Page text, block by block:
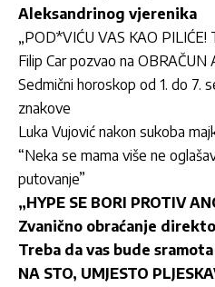
Aleksandrinog vjerenika
„POD*VIĆU VAS KAO PILIĆE!
Filip Car pozvao na
Sedmični horoskop od 1. do 7.
znakove
Luka Vujović nakon sukoba
“Neka se mama više ne
putovanje”
„HYPE SE BORI PROTIV
Zvanično obraćanje
Treba da vas bude
NA STO, UMJESTO